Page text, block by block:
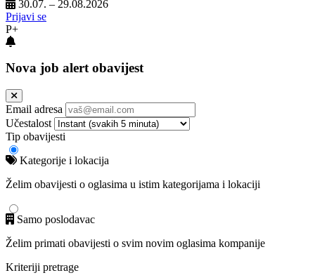
30.07. – 29.08.2026
Prijavi se
P+
Nova job alert obavijest
Email adresa
Učestalost
Tip obavijesti
Kategorije i lokacija
Želim obavijesti o oglasima u istim kategorijama i lokaciji
Samo poslodavac
Želim primati obavijesti o svim novim oglasima kompanije
Kriteriji pretrage